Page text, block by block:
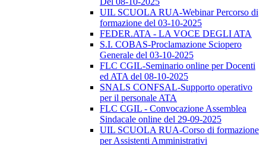
UIL SCUOLA RUA-Webinar Percorso di
formazione del 03-10-2025
FEDER.ATA - LA VOCE DEGLI ATA
S.I. COBAS-Proclamazione Sciopero
Generale del 03-10-2025
FLC CGIL-Seminario online per Docenti
ed ATA del 08-10-2025
SNALS CONFSAL-Supporto operativo
per il personale ATA
FLC CGIL - Convocazione Assemblea
Sindacale online del 29-09-2025
UIL SCUOLA RUA-Corso di formazione
per Assistenti Amministrativi